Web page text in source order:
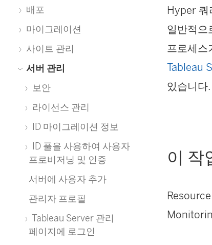
배포
마이그레이션
사이트 관리
서버 관리
보안
라이선스 관리
ID 마이그레이션 정보
ID 풀을 사용하여 사용자
프로비저닝 및 인증
서버에 사용자 추가
관리자 프로필
Tableau Server 관리
페이지에 로그인
Hyper 쿼
일반적으
프로세스
Tableau
있습니다.
이 작